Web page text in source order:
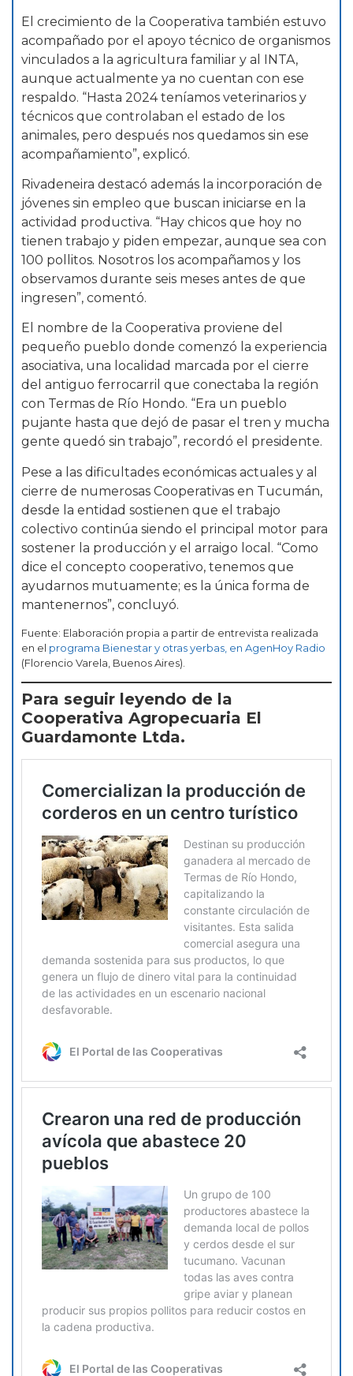
El crecimiento de la Cooperativa también estuvo
acompañado por el apoyo técnico de organismos
vinculados a la agricultura familiar y al INTA,
aunque actualmente ya no cuentan con ese
respaldo. “Hasta 2024 teníamos veterinarios y
técnicos que controlaban el estado de los
animales, pero después nos quedamos sin ese
acompañamiento”, explicó.
Rivadeneira destacó además la incorporación de
jóvenes sin empleo que buscan iniciarse en la
actividad productiva. “Hay chicos que hoy no
tienen trabajo y piden empezar, aunque sea con
100 pollitos. Nosotros los acompañamos y los
observamos durante seis meses antes de que
ingresen”, comentó.
El nombre de la Cooperativa proviene del
pequeño pueblo donde comenzó la experiencia
asociativa, una localidad marcada por el cierre
del antiguo ferrocarril que conectaba la región
con Termas de Río Hondo. “Era un pueblo
pujante hasta que dejó de pasar el tren y mucha
gente quedó sin trabajo”, recordó el presidente.
Pese a las dificultades económicas actuales y al
cierre de numerosas Cooperativas en Tucumán,
desde la entidad sostienen que el trabajo
colectivo continúa siendo el principal motor para
sostener la producción y el arraigo local. “Como
dice el concepto cooperativo, tenemos que
ayudarnos mutuamente; es la única forma de
mantenernos”, concluyó.
Fuente: Elaboración propia a partir de entrevista realizada
en el programa Bienestar y otras yerbas, en AgenHoy Radio
(Florencio Varela, Buenos Aires).
Para seguir leyendo de la
Cooperativa Agropecuaria El
Guardamonte Ltda.